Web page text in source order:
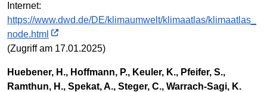
Internet:
https://www.dwd.de/DE/klimaumwelt/klimaatlas/klimaatlas_
node.html
(Zugriff am 17.01.2025)
Huebener, H., Hoffmann, P., Keuler, K., Pfeifer, S.,
Ramthun, H., Spekat, A., Steger, C., Warrach-Sagi, K.